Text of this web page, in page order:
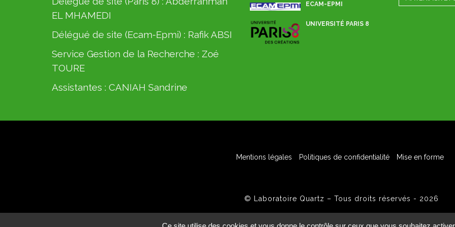
EL MHAMEDI
Délégué de site (Ecam-Epmi) : Rafik ABSI
Service Gestion de la Recherche : Zoé
TOURE
Assistantes : CANIAH Sandrine
ECAM-EPMI
UNIVERSITÉ PARIS 8
Mentions légales Politiques de confidentialité Mise en forme
© Laboratoire Quartz – Tous droits réservés - 2026